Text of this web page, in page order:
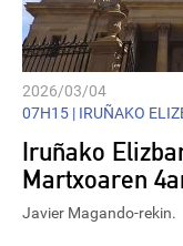
2026/03/04
07H15 | IRUÑAKO
Iruñako
Martxoaren
Javier Magando-rekin.